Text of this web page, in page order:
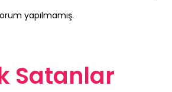
yapılmamış.
Satanlar